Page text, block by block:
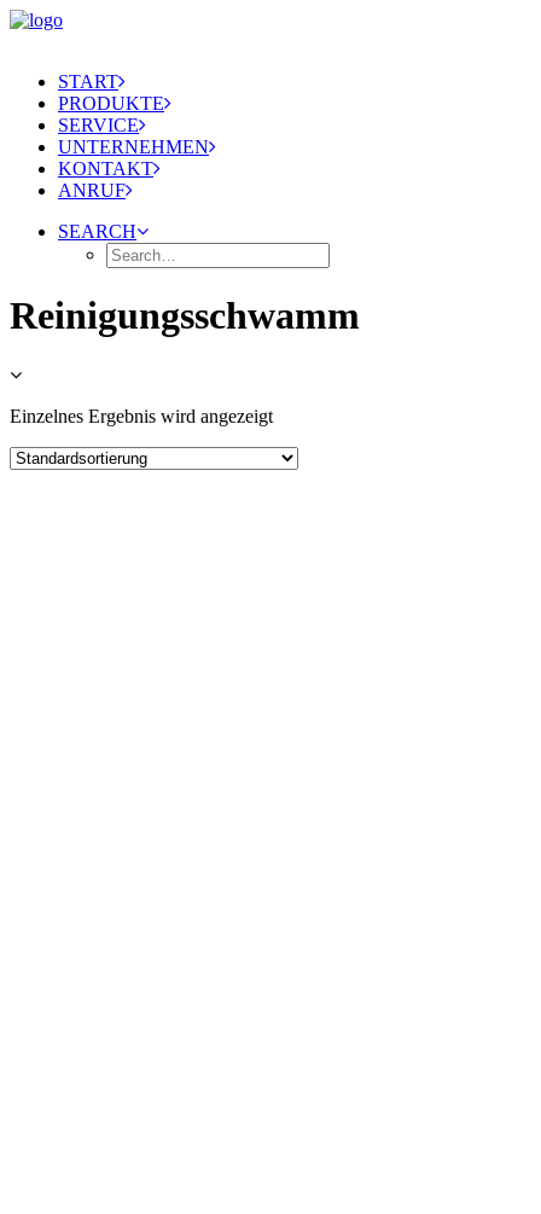
START
PRODUKTE
SERVICE
UNTERNEHMEN
KONTAKT
ANRUF
SEARCH
Reinigungsschwamm
Einzelnes Ergebnis wird angezeigt